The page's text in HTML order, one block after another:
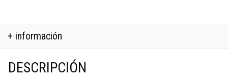
+ información
DESCRIPCIÓN